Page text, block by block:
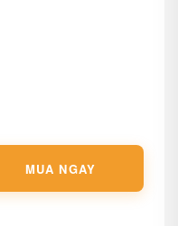
MUA NGAY